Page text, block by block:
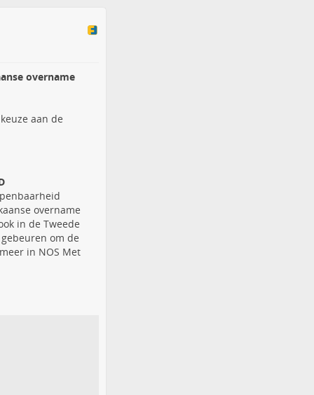
overname
aan de
overname
in de Tweede
om de
in NOS Met